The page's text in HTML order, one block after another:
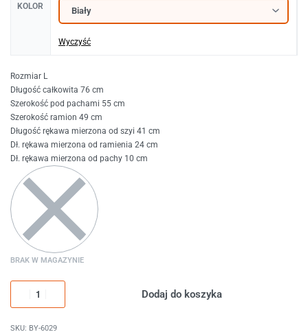
KOLOR
Wyczyść
Rozmiar L
Długość całkowita 76 cm
Szerokość pod pachami 55 cm
Szerokość ramion 49 cm
Długość rękawa mierzona od szyi 41 cm
Dł. rękawa mierzona od ramienia 24 cm
Dł. rękawa mierzona od pachy 10 cm
BRAK W MAGAZYNIE
Dodaj do koszyka
BY-6029